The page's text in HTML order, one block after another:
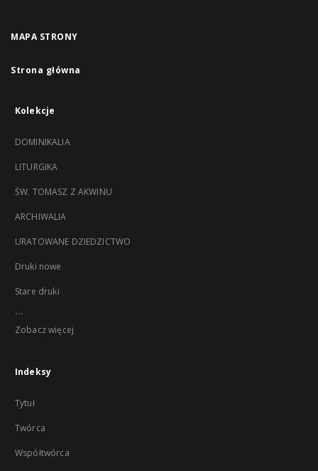
MAPA STRONY
Strona główna
Kolekcje
DOMINIKALIA
LITURGIKA
ŚW. TOMASZ Z AKWINU
ARCHIWALIA
URATOWANE DZIEDZICTWO
Druki nowe
Stare druki
...
Zobacz więcej
Indeksy
Tytuł
Twórca
Współtwórca